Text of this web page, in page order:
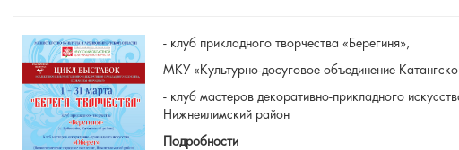
- клуб прикладного творчества «Берегиня»,
МКУ «Культурно-досуговое объединение
- клуб мастеров декоративно-прикладного
Нижнеилимский район
Подробности